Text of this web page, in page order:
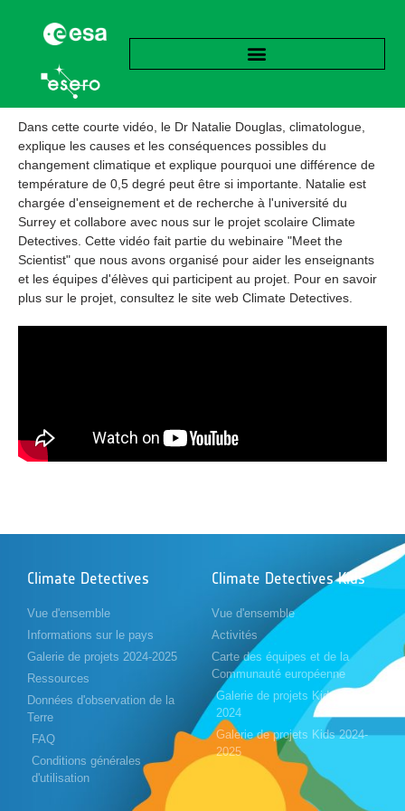
Dans cette courte vidéo, le Dr Natalie Douglas, climatologue,
explique les causes et les conséquences possibles du
changement climatique et explique pourquoi une différence de
température de 0,5 degré peut être si importante. Natalie est
chargée d'enseignement et de recherche à l'université du
Surrey et collabore avec nous sur le projet scolaire Climate
Detectives. Cette vidéo fait partie du webinaire "Meet the
Scientist" que nous avons organisé pour aider les enseignants
et les équipes d'élèves qui participent au projet. Pour en savoir
plus sur le projet, consultez le site web Climate Detectives.
Climate Detectives
Vue d'ensemble
Informations sur le pays
Galerie de projets 2024-2025
Ressources
Données d'observation de la
Terre
FAQ
Conditions générales
d'utilisation
Climate Detectives Kids
Vue d'ensemble
Activités
Carte des équipes et de la
Communauté européenne
Galerie de projets Kids 2023-
2024
Galerie de projets Kids 2024-
2025